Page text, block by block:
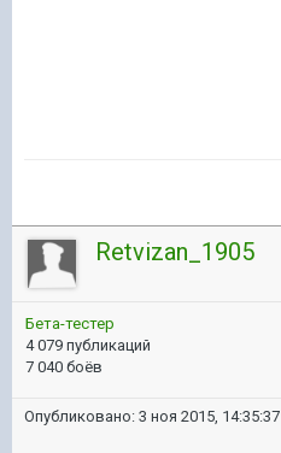
Retvizan_1905
Бета-тестер
4 079 публикаций
7 040 боёв
Опубликовано: 3 ноя 2015, 14:35:37